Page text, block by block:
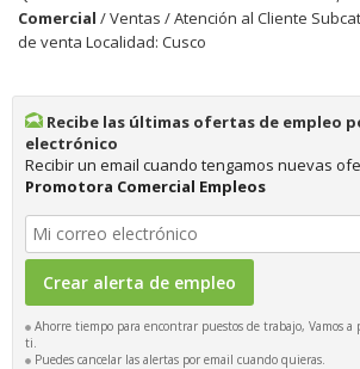
Comercial / Ventas / Atención al Cliente
de venta Localidad: Cusco
Recibe las últimas ofertas de empleo
electrónico
Recibir un email cuando tengamos nuevas
Promotora Comercial Empleos
Ahorre tiempo para encontrar puestos de trabajo, Vamos a
ti.
Puedes cancelar las alertas por email cuando quieras.